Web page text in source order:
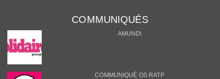
COMMUNIQUÉS
AMUNDI
COMMUNIQUÉ OS RATP